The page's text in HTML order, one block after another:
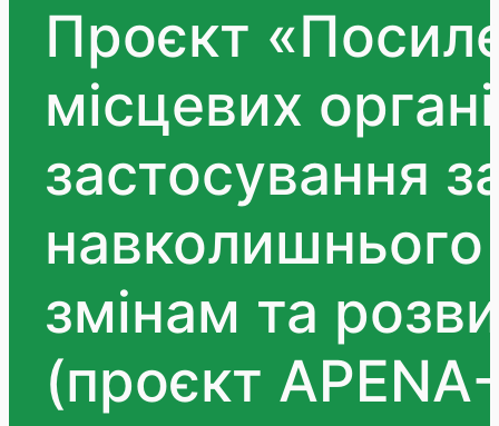
Проєкт
місцевих
застосування
змінам та
(проєкт